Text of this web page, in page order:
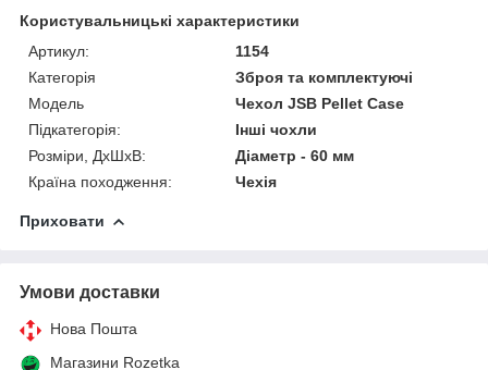
Користувальницькі характеристики
Артикул:
1154
Категорія
Зброя та комплектуючі
Мoдель
Чехол JSB Pellet Case
Підкатегорія:
Інші чохли
Розміри, ДхШхВ:
Діаметр - 60 мм
Країна походження:
Чехія
Приховати
Умови доставки
Нова Пошта
Магазини Rozetka